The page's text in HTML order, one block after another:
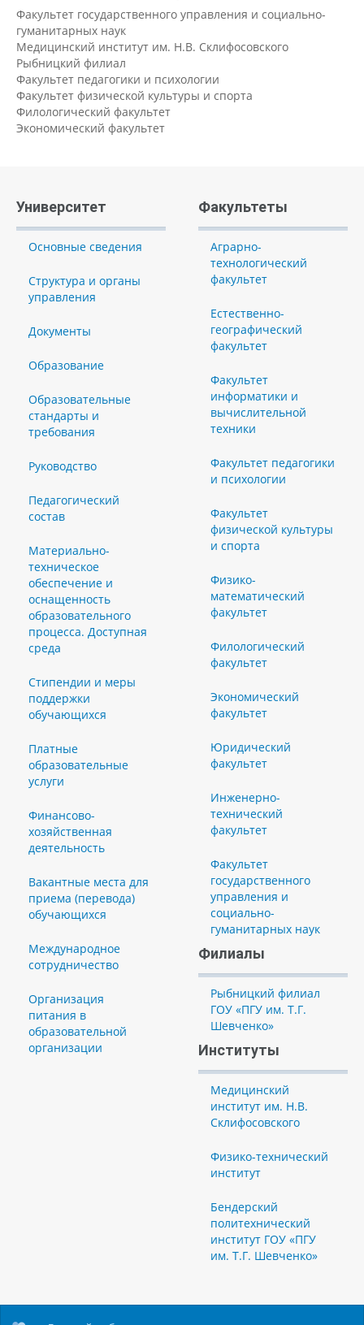
Факультет государственного управления и социально-
гуманитарных наук
Медицинский институт им. Н.В. Склифосовского
Рыбницкий филиал
Факультет педагогики и психологии
Факультет физической культуры и спорта
Филологический факультет
Экономический факультет
Университет
Основные сведения
Структура и органы
управления
Документы
Образование
Образовательные
стандарты и
требования
Руководство
Педагогический
состав
Материально-
техническое
обеспечение и
оснащенность
образовательного
процесса. Доступная
среда
Стипендии и меры
поддержки
обучающихся
Платные
образовательные
услуги
Финансово-
хозяйственная
деятельность
Вакантные места для
приема (перевода)
обучающихся
Международное
сотрудничество
Организация
питания в
образовательной
организации
Факультеты
Аграрно-
технологический
факультет
Естественно-
географический
факультет
Факультет
информатики и
вычислительной
техники
Факультет педагогики
и психологии
Факультет
физической культуры
и спорта
Физико-
математический
факультет
Филологический
факультет
Экономический
факультет
Юридический
факультет
Инженерно-
технический
факультет
Факультет
государственного
управления и
социально-
гуманитарных наук
Филиалы
Рыбницкий филиал
ГОУ «ПГУ им. Т.Г.
Шевченко»
Институты
Медицинский
институт им. Н.В.
Склифосовского
Физико-технический
институт
Бендерский
политехнический
институт ГОУ «ПГУ
им. Т.Г. Шевченко»